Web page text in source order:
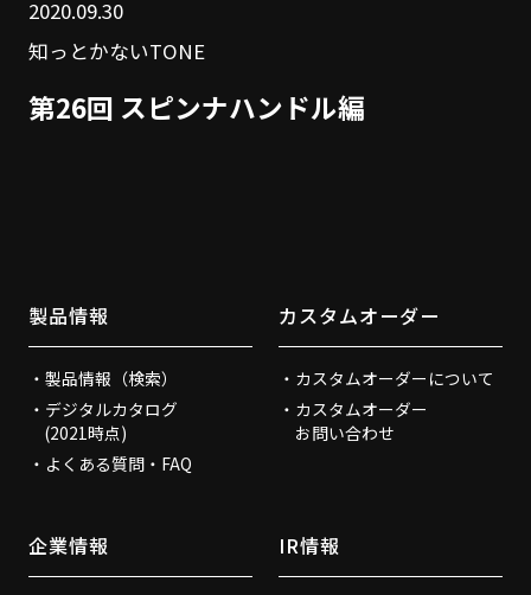
2020.09.30
知っとかないTONE
第26回 スピンナハンドル編
製品情報
製品情報（検索）
デジタルカタログ
(2021時点)
よくある質問・FAQ
カスタムオーダー
カスタムオーダーについて
カスタムオーダー
お問い合わせ
企業情報 IR情報